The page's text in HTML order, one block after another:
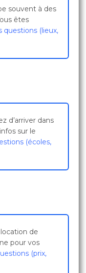
souvent à des
êtes
questions (lieux,
d’arriver dans
sur le
(écoles,
de
pour vos
(prix,